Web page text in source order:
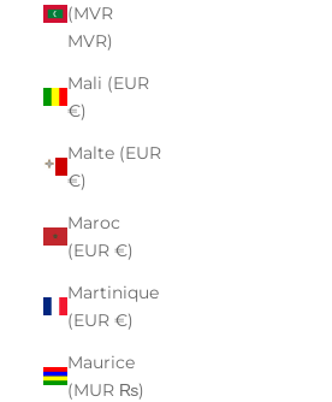
(MVR
MVR)
Mali (EUR
€)
Malte (EUR
€)
Maroc
(EUR €)
Martinique
(EUR €)
Maurice
(MUR ₨)